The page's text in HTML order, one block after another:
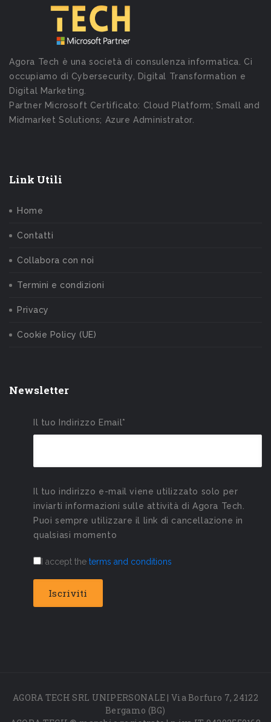
Agora Tech è una società di consulenza informatica. Ci
occupiamo di Cybersecurity, Digital Transformation e
Digital Marketing.
Partner Microsoft Certificato: Cloud Platform; Small and
Midmarket Solutions; Azure Administrator.
Link Utili
Home
Contatti
Collabora con noi
Termini e condizioni
Privacy
Cookie Policy (UE)
Newsletter
Il tuo Indirizzo Email*
Il tuo indirizzo e-mail viene utilizzato solo per
inviarti informazioni sulle attività di Agora Tech.
Puoi sempre utilizzare il link di cancellazione in
qualsiasi momento
I accept the terms and conditions
AGORA TECH SRL UNIPERSONALE | Via Borfuro 7, 24122
Bergamo (BG)